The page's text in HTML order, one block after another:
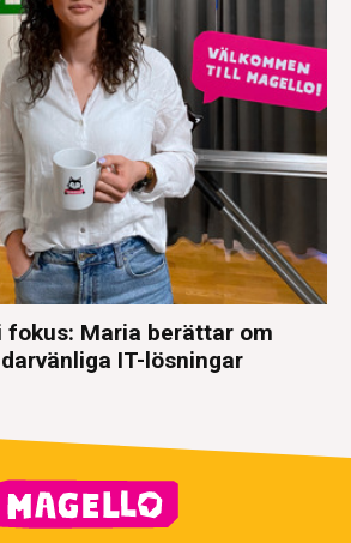
fokus: Maria berättar om
IT-lösningar